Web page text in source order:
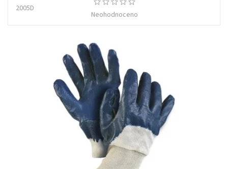
2005D
Neohodnoceno